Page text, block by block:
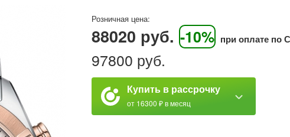
Розничная цена:
88020 руб. -10% при оплате по
97800 руб.
Купить в рассрочку
от 16300 ₽ в месяц